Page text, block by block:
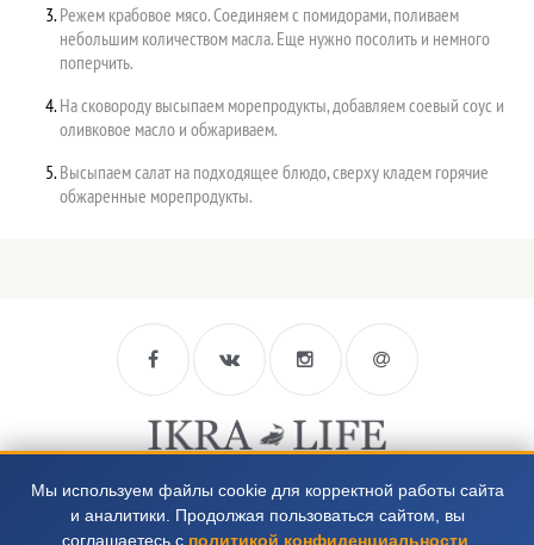
Режем крабовое мясо. Соединяем с помидорами, поливаем
небольшим количеством масла. Еще нужно посолить и немного
поперчить.
На сковороду высыпаем морепродукты, добавляем соевый соус и
оливковое масло и обжариваем.
Высыпаем салат на подходящее блюдо, сверху кладем горячие
обжаренные морепродукты.
8 812 988-66-94
Мы используем файлы cookie для корректной работы сайта
и аналитики. Продолжая пользоваться сайтом, вы
соглашаетесь с политикой конфиденциальности